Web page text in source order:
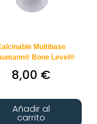
Multibase
Bone Level®
8,00 €
Añadir al
carrito